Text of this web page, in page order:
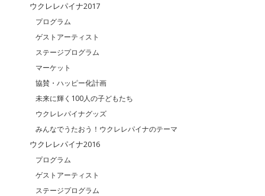
ウクレレパイナ2017
プログラム
ゲストアーティスト
ステージプログラム
マーケット
協賛・ハッピー化計画
未来に輝く100人の子どもたち
ウクレレパイナグッズ
みんなでうたおう！ウクレレパイナのテーマ
ウクレレパイナ2016
プログラム
ゲストアーティスト
ステージプログラム